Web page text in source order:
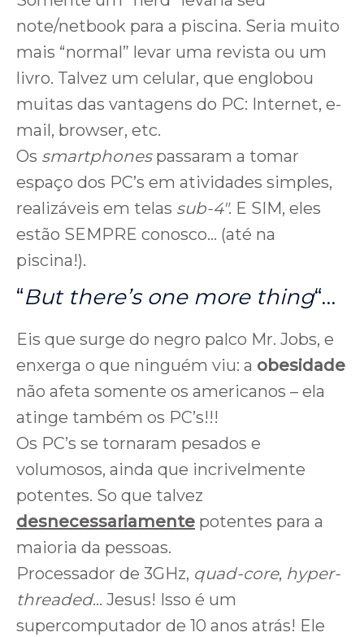
note/netbook para a piscina. Seria muito
mais “normal” levar uma revista ou um
livro. Talvez um celular, que englobou
muitas das vantagens do PC: Internet, e-
mail, browser, etc.
Os smartphonespassaram a tomar
espaço dos PC’s em atividades simples,
realizáveis em telas sub-4″. E SIM, eles
estão SEMPRE conosco… (até na
piscina!).
“But there’s one more thing“…
Eis que surge do negro palco Mr. Jobs, e
enxerga o que ninguém viu: a obesidade
não afeta somente os americanos – ela
atinge também os PC’s!!!
Os PC’s se tornaram pesados e
volumosos, ainda que incrivelmente
potentes. So que talvez
desnecessariamente potentes para a
maioria da pessoas.
Processador de 3GHz, quad-core, hyper-
threaded… Jesus! Isso é um
supercomputador de 10 anos atrás! Ele